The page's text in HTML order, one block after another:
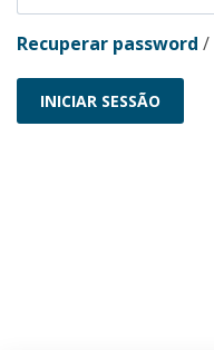
Recuperar password /
INICIAR SESSÃO